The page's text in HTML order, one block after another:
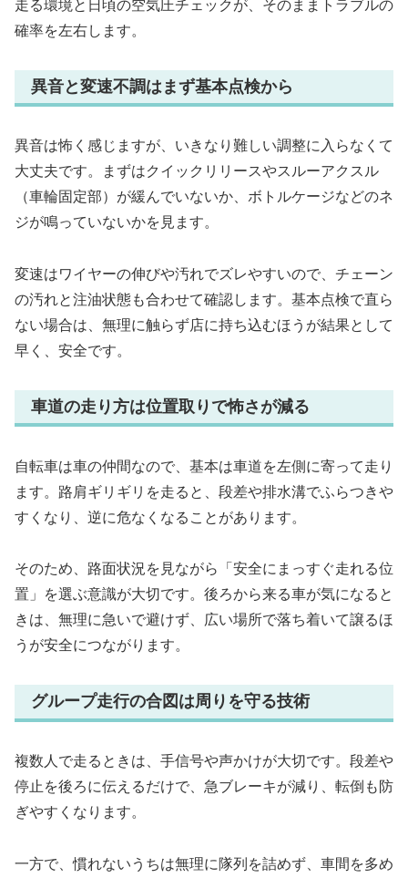
走る環境と日頃の空気圧チェックが、そのままトラブルの
確率を左右します。
異音と変速不調はまず基本点検から
異音は怖く感じますが、いきなり難しい調整に入らなくて
大丈夫です。まずはクイックリリースやスルーアクスル
（車輪固定部）が緩んでいないか、ボトルケージなどのネ
ジが鳴っていないかを見ます。
変速はワイヤーの伸びや汚れでズレやすいので、チェーン
の汚れと注油状態も合わせて確認します。基本点検で直ら
ない場合は、無理に触らず店に持ち込むほうが結果として
早く、安全です。
車道の走り方は位置取りで怖さが減る
自転車は車の仲間なので、基本は車道を左側に寄って走り
ます。路肩ギリギリを走ると、段差や排水溝でふらつきや
すくなり、逆に危なくなることがあります。
そのため、路面状況を見ながら「安全にまっすぐ走れる位
置」を選ぶ意識が大切です。後ろから来る車が気になると
きは、無理に急いで避けず、広い場所で落ち着いて譲るほ
うが安全につながります。
グループ走行の合図は周りを守る技術
複数人で走るときは、手信号や声かけが大切です。段差や
停止を後ろに伝えるだけで、急ブレーキが減り、転倒も防
ぎやすくなります。
一方で、慣れないうちは無理に隊列を詰めず、車間を多め